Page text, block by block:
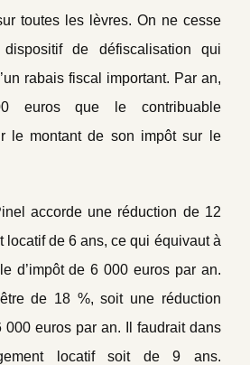
toutes les lèvres. On ne cesse
de défiscalisation qui
rabais fiscal important. Par an,
euros que le contribuable
le montant de son impôt sur le
accorde une réduction de 12
locatif de 6 ans, ce qui équivaut à
d’impôt de 6 000 euros par an.
de 18 %, soit une réduction
000 euros par an. Il faudrait dans
locatif soit de 9 ans.